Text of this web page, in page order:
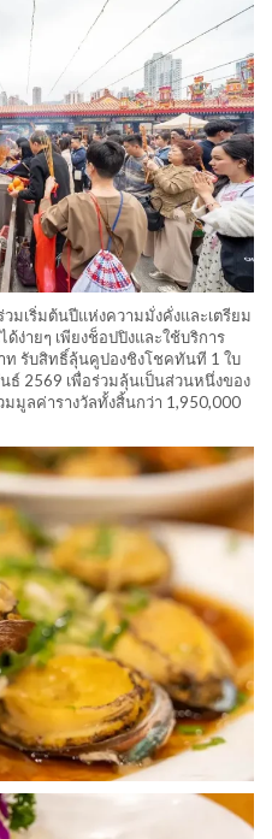
มเริ่มต้นปีแห่งความมั่งคั่งและเตรียม
ง่ายๆ เพียงช็อปปิงและใช้บริการ
รับสิทธิ์ลุ้นคูปองชิงโชคทันที 1 ใบ
2569 เพื่อร่วมลุ้นเป็นส่วนหนึ่งของ
มมูลค่ารางวัลทั้งสิ้นกว่า 1,950,000